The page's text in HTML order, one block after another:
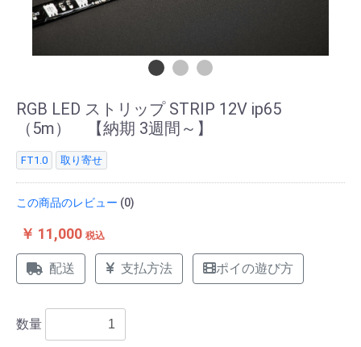
RGB LED ストリップ STRIP 12V ip65
（5m） 【納期 3週間～】
FT1.0 取り寄せ
この商品のレビュー (0)
￥ 11,000税込
配送 支払方法 ポイの遊び方
数量